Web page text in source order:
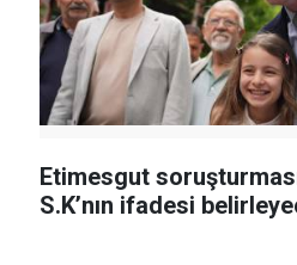
Etimesgut
S.K’nın ifadesi